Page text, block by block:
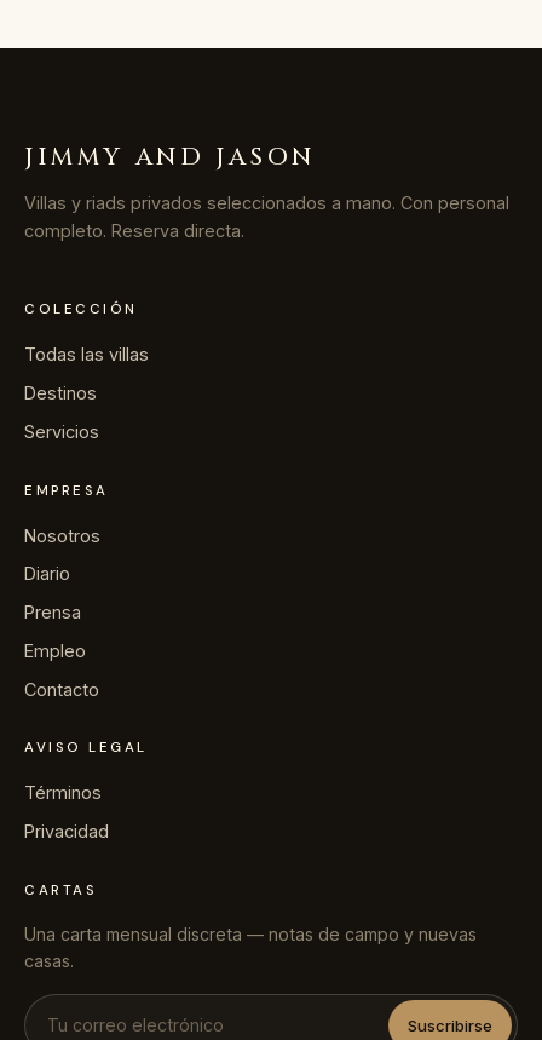
JIMMY AND JASON
Villas y riads privados seleccionados a mano. Con personal
completo. Reserva directa.
COLECCIÓN
Todas las villas
Destinos
Servicios
EMPRESA
Nosotros
Diario
Prensa
Empleo
Contacto
AVISO LEGAL
Términos
Privacidad
CARTAS
Una carta mensual discreta — notas de campo y nuevas
casas.
Suscribirse